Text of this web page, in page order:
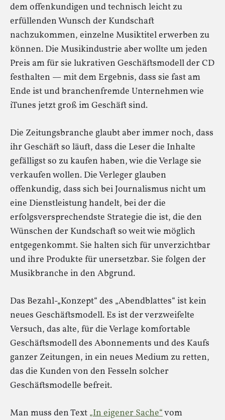
dem offenkundigen und technisch leicht zu
erfüllenden Wunsch der Kundschaft
nachzukommen, einzelne Musiktitel erwerben zu
können. Die Musikindustrie aber wollte um jeden
Preis am für sie lukrativen Geschäftsmodell der CD
festhalten — mit dem Ergebnis, dass sie fast am
Ende ist und branchenfremde Unternehmen wie
iTunes jetzt groß im Geschäft sind.
Die Zeitungsbranche glaubt aber immer noch, dass
ihr Geschäft so läuft, dass die Leser die Inhalte
gefälligst so zu kaufen haben, wie die Verlage sie
verkaufen wollen. Die Verleger glauben
offenkundig, dass sich bei Journalismus nicht um
eine Dienstleistung handelt, bei der die
erfolgsversprechendste Strategie die ist, die den
Wünschen der Kundschaft so weit wie möglich
entgegenkommt. Sie halten sich für unverzichtbar
und ihre Produkte für unersetzbar. Sie folgen der
Musikbranche in den Abgrund.
Das Bezahl-„Konzept“ des „Abendblattes“ ist kein
neues Geschäftsmodell. Es ist der verzweifelte
Versuch, das alte, für die Verlage komfortable
Geschäftsmodell des Abonnements und des Kaufs
ganzer Zeitungen, in ein neues Medium zu retten,
das die Kunden von den Fesseln solcher
Geschäftsmodelle befreit.
Man muss den Text „In eigener Sache“vom